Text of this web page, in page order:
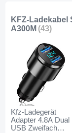
KFZ-Ladekabel
A300M (43)
Kfz-Ladegerät
Adapter 4.8A Dual
USB Zweifach